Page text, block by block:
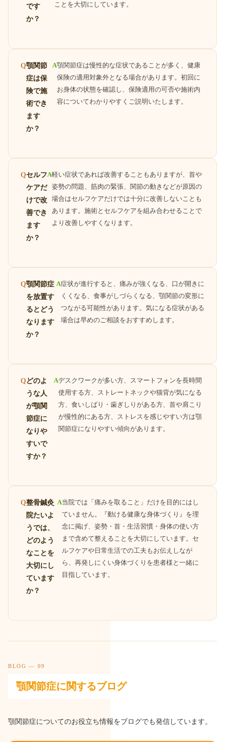
です
か？
ことを大切にしています。
Q顎関節
症は保
険で施
術でき
ます
か？
A顎関節症は慢性的な症状であることが多く、健康
保険の適用対象外となる場合があります。初回に
お身体の状態を確認し、保険適用の可否や施術内
容についてわかりやすくご説明いたします。
Qセルフ
ケアだ
けで改
善でき
ます
か？
A軽い症状であれば改善することもありますが、首や
姿勢の問題、筋肉の緊張、関節の動きなどが原因の
場合はセルフケアだけでは十分に改善しないことも
あります。施術とセルフケアを組み合わせることで
より改善しやすくなります。
Q顎関節症
を放置す
るとどう
なります
か？
A症状が進行すると、痛みが強くなる、口が開きに
くくなる、食事がしづらくなる、顎関節の変形に
つながる可能性があります。気になる症状がある
場合は早めのご相談をおすすめします。
Qどのよ
うな人
が顎関
節症に
なりや
すいで
すか？
Aデスクワークが多い方、スマートフォンを長時間
使用する方、ストレートネックや猫背が気になる
方、食いしばり・歯ぎしりがある方、首や肩こり
が慢性的にある方、ストレスを感じやすい方は顎
関節症になりやすい傾向があります。
Q整骨鍼灸
院たいよ
うでは、
どのよう
なことを
大切にし
ています
か？
A当院では「痛みを取ること」だけを目的にはし
ていません。『動ける健康な身体づくり』を理
念に掲げ、姿勢・首・生活習慣・身体の使い方
まで含めて整えることを大切にしています。セ
ルフケアや日常生活での工夫もお伝えしなが
ら、再発しにくい身体づくりを患者様と一緒に
目指しています。
BLOG — 09
顎関節症に関するブログ
顎関節症についてのお役立ち情報をブログでも発信しています。